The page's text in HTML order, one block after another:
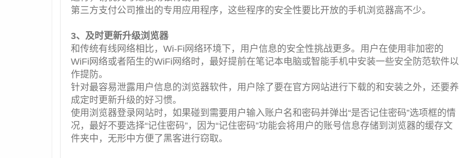
第三方支付公司推出的专用应用程序，这些程序的安全性要比开放的手机浏览器高不少。
3、及时更新升级浏览器
和传统有线网络相比，Wi-Fi网络环境下，用户信息的安全性挑战更多。用户在使用非加密的
WiFi网络或者陌生的WiFi网络时，最好提前在笔记本电脑或智能手机中安装一些安全防范软件以
作提防。
针对最容易泄露用户信息的浏览器软件，用户除了要在官方网站进行下载的和安装之外，还要养
成定时更新升级的好习惯。
使用浏览器登录网站时，如果碰到需要用户输入账户名和密码并弹出“是否记住密码”选项框的情
况，最好不要选择“记住密码”，因为“记住密码”功能会将用户的账号信息存储到浏览器的缓存文
件夹中，无形中方便了黑客进行窃取。